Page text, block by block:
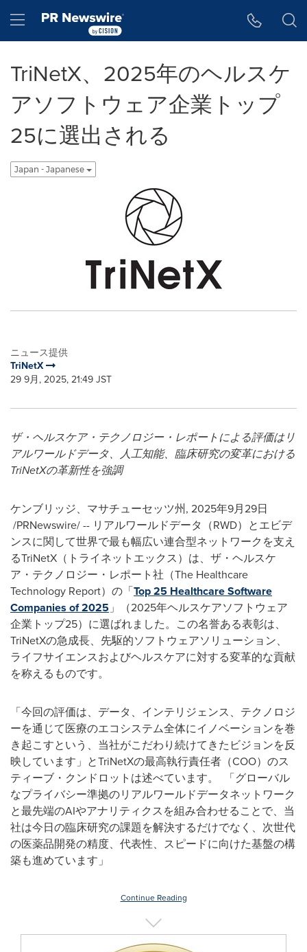
Hamburger menu
TriNetX、2025年のヘルスケ
アソフトウェア企業トップ
25に選出される
Japan - Japanese
ニュース提供
TriNetX
29 9月, 2025, 21:49 JST
ザ・ヘルスケア・テクノロジー・レポートによる評価はリ
アルワールドデータ、人工知能、臨床研究の変革における
TriNetXの革新性を強調
ケンブリッジ、マサチューセッツ州, 2025年9月29日
/PRNewswire/ -- リアルワールドデータ（RWD）とエビデ
ンスに関して世界で最も幅広い連合型ネットワークを支え
るTriNetX（トライネットエックス）は、ザ・ヘルスケ
ア・テクノロジー・レポート社（The Healthcare
Technology Report）の「Top 25 Healthcare Software
Companies of 2025 」（2025年ヘルスケアソフトウェア
企業トップ25）に選ばれました。この名誉ある表彰は、
TriNetXの急成長、先駆的ソフトウェアソリューション、
ライフサイエンスおよびヘルスケアに対する変革的な貢献
を称えるものです。
「今回の評価は、データ、インテリジェンス、テクノロジ
ーを通じて医療のエコシステム全体にイノベーションを巻
き起こすという、当社がこだわり続けてきたビジョンを反
映しています」とTriNetXの最高執行責任者（COO）のス
ティーブ・クンドロットは述べています。 「グローバル
なプライバシー準拠のリアルワールドデータネットワーク
と最先端のAIやアナリティクスを組み合わせることで、当
社は今日の臨床研究の課題を解決するだけでなく、次世代
の医薬品開発の精度、代表性、スピードに向けた基盤の構
築も進めています」
Continue Reading